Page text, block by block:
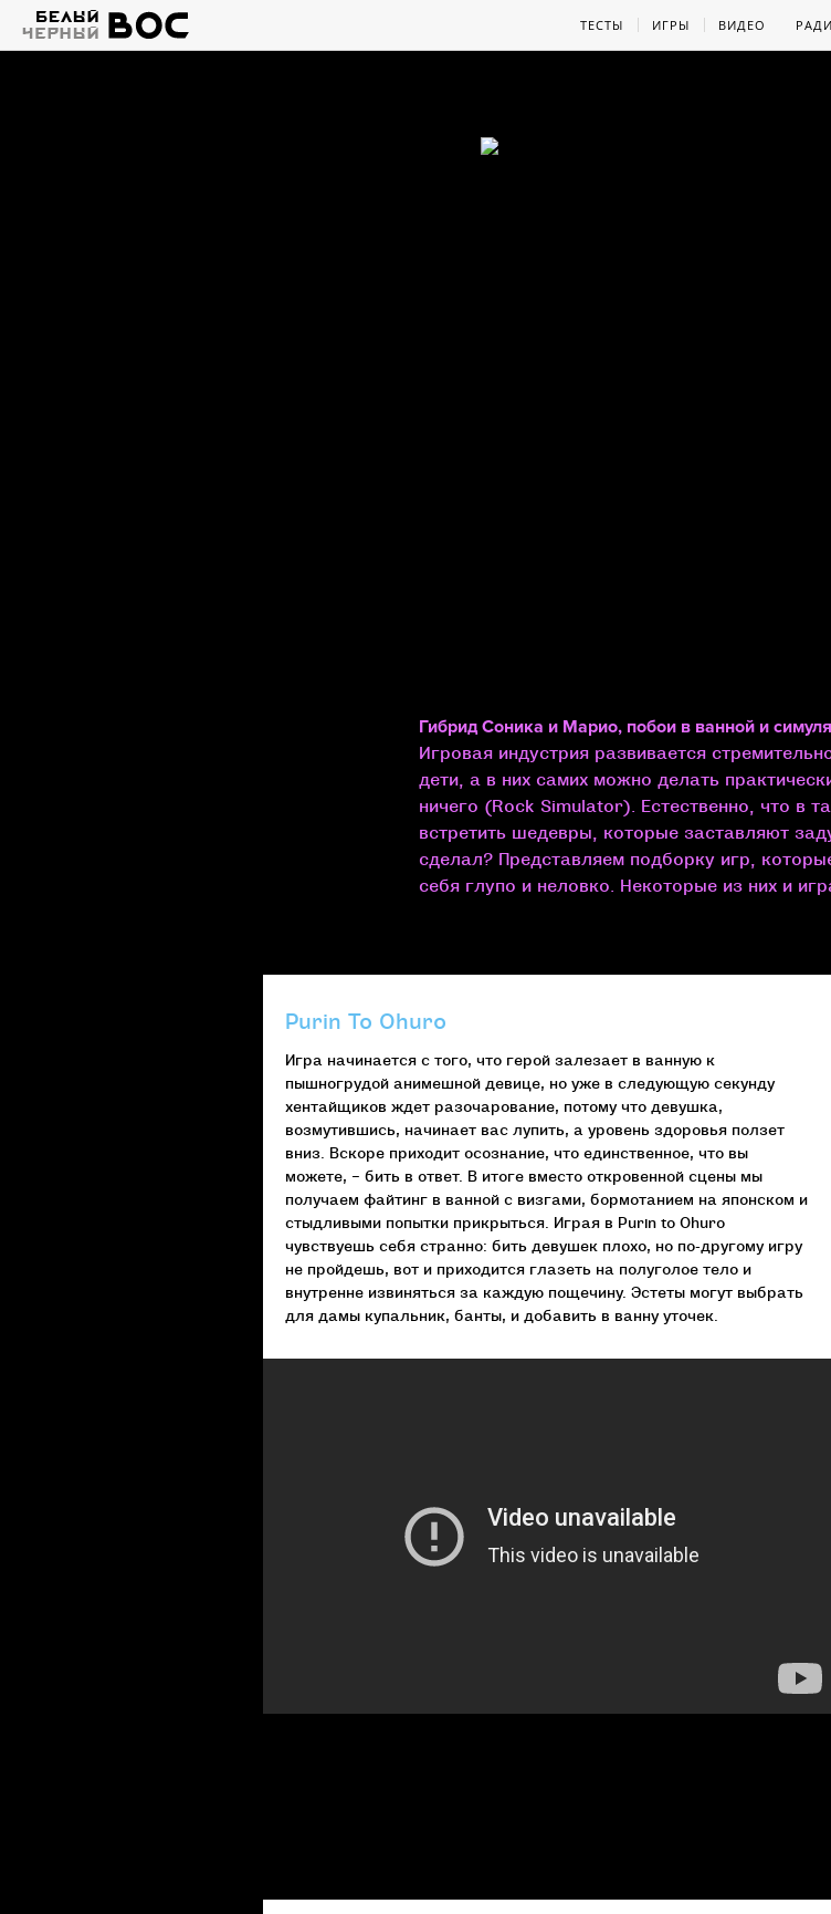
ТЕСТЫ ИГРЫ ВИДЕО
Гибрид Соника и Марио, побои в ванной и
Игровая индустрия развивается
дети, а в них самих можно делать
ничего (Rock Simulator). Естественно, что в
встретить шедевры, которые заставляют
сделал? Представляем подборку игр,
себя глупо и неловко. Некоторые из них и
Purin To Ohuro
Игра начинается с того, что герой залезает в ванную к
пышногрудой анимешной девице, но уже в следующую секунду
хентайщиков ждет разочарование, потому что девушка,
возмутившись, начинает вас лупить, а уровень здоровья ползет
вниз. Вскоре приходит осознание, что единственное, что вы
можете, – бить в ответ. В итоге вместо откровенной сцены мы
получаем файтинг в ванной с визгами, бормотанием на японском и
стыдливыми попытки прикрыться. Играя в Purin to Ohuro
чувствуешь себя странно: бить девушек плохо, но по-другому игру
не пройдешь, вот и приходится глазеть на полуголое тело и
внутренне извиняться за каждую пощечину. Эстеты могут выбрать
для дамы купальник, банты, и добавить в ванну уточек.